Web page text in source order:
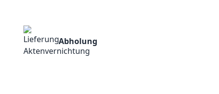
Abholung